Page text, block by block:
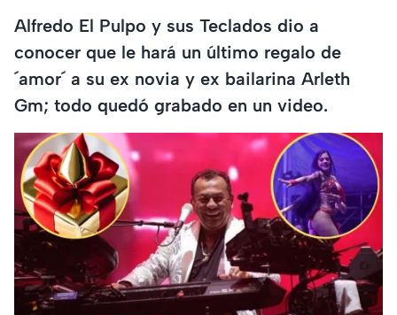
Alfredo El Pulpo y sus Teclados dio a
conocer que le hará un último regalo de
´amor´ a su ex novia y ex bailarina Arleth
Gm; todo quedó grabado en un video.